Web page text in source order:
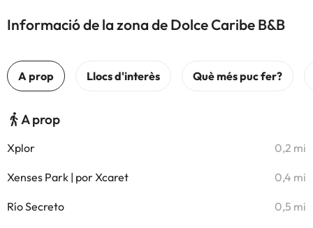
Informació de la zona de Dolce Caribe B&B
A prop
Xplor 0,2 mi
Xenses Park | por Xcaret 0,4 mi
Río Secreto 0,5 mi